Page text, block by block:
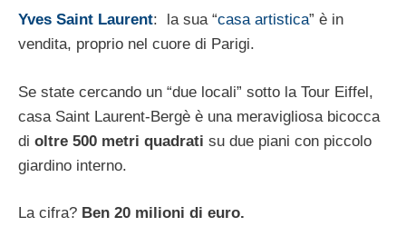
Yves Saint Laurent: la sua “casa artistica” è in
vendita, proprio nel cuore di Parigi.
Se state cercando un “due locali” sotto la Tour Eiffel,
casa Saint Laurent-Bergè è una meravigliosa bicocca
di oltre 500 metri quadrati su due piani con piccolo
giardino interno.
La cifra? Ben 20 milioni di euro.